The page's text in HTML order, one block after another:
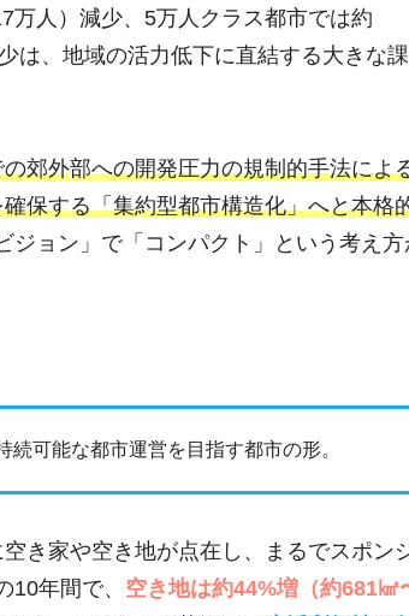
万人）減少、5万人クラス都市では約
は、地域の活力低下に直結する大きな
郊外部への開発圧力の規制的手法によ
保する「集約型都市構造化」へと本格
ジョン」で「コンパクト」という考え方
可能な都市運営を目指す都市の形。
き家や空き地が点在し、まるでスポン
年間で、 空き地は約44%増（約681㎢